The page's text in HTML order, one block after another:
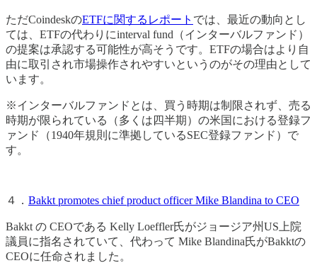
ただCoindeskのETFに関するレポート では、最近の動向とし
ては、ETFの代わりにinterval fund（インターバルファンド）
の提案は承認する可能性が高そうです。ETFの場合はより自
由に取引され市場操作されやすいというのがその理由として
います。
※インターバルファンドとは、買う時期は制限されず、売る
時期が限られている（多くは四半期）の米国における登録フ
ァンド（1940年規則に準拠しているSEC登録ファンド）で
す。
４． Bakkt promotes chief product officer Mike Blandina to CEO
Bakkt の CEOである Kelly Loeffler氏がジョージア州US上院
議員に指名されていて、代わって Mike Blandina氏がBakktの
CEOに任命されました。